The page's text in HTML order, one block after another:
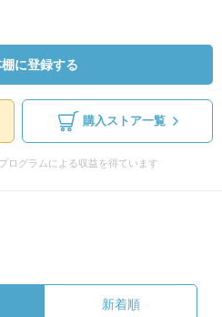
に登録する
購入ストア一覧
ログラムによる収益を得ています
新着順